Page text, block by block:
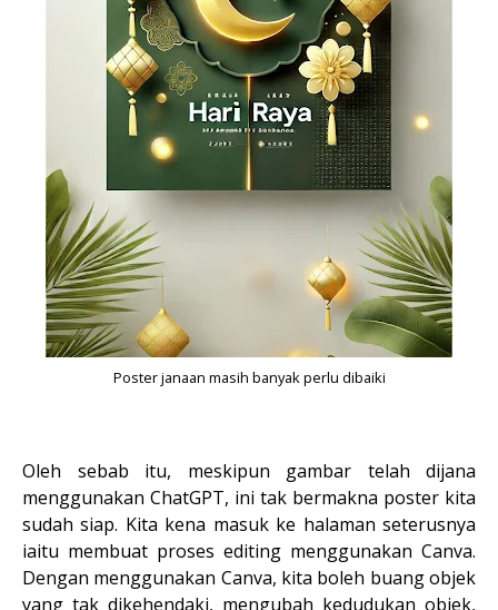
Poster janaan masih banyak perlu dibaiki
Oleh sebab itu, meskipun gambar telah dijana
menggunakan ChatGPT, ini tak bermakna poster kita
sudah siap. Kita kena masuk ke halaman seterusnya
iaitu membuat proses editing menggunakan Canva.
Dengan menggunakan Canva, kita boleh buang objek
yang tak dikehendaki, mengubah kedudukan objek,